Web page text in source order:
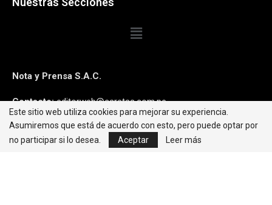
Nota y Prensa S.A.C.
Contacto:editorweb@caretas.com.pe
Síguenos:
Este sitio web utiliza cookies para mejorar su experiencia.
Asumiremos que está de acuerdo con esto, pero puede optar por
no participar si lo desea.
Aceptar Leer más